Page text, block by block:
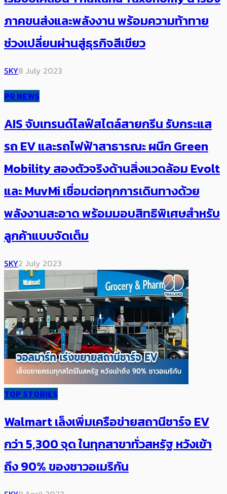
ภาคขนส่งและพลังงาน พร้อมความท้าทาย
ช่วงเปลี่ยนผ่านสู่ธุรกิจสีเขียว
SKY8 July 2023
PR NEWS
AIS จับเทรนด์ไลฟ์สไตล์สายกรีน รับกระแส
รถ EV และรถไฟฟ้าสาธารณะ ผนึก Green
Mobility สองตัวจริงด้านสิ่งแวดล้อม Evolt
และ MuvMi เชื่อมต่อทุกการเดินทางด้วย
พลังงานสะอาด พร้อมมอบสิทธิพิเศษสำหรับ
ลูกค้าแบบจัดเต็ม
SKY2 July 2023
TOP STORIES
Walmart เล็งเพิ่มเครือข่ายสถานีชาร์จ EV
กว่า 5,300 จุด ในทุกสาขาทั่วสหรัฐ หวังเข้า
ถึง 90% ของชาวอเมริกัน